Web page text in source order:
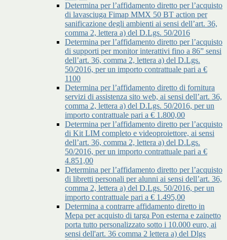
Determina per l’affidamento diretto per l’acquisto
di lavasciuga Fimap MMX 50 BT action per
sanificazione degli ambienti ai sensi dell’art. 36,
comma 2, lettera a) del D.Lgs. 50/2016
Determina per l’affidamento diretto per l’acquisto
di supporti per monitor interattivi fino a 86” sensi
dell’art. 36, comma 2, lettera a) del D.Lgs.
50/2016, per un importo contrattuale pari a €
1100
Determina per l’affidamento diretto di fornitura
servizi di assistenza sito web, ai sensi dell’art. 36,
comma 2, lettera a) del D.Lgs. 50/2016, per un
importo contrattuale pari a € 1.800,00
Determina per l’affidamento diretto per l’acquisto
di Kit LIM completo e videoproiettore, ai sensi
dell’art. 36, comma 2, lettera a) del D.Lgs.
50/2016, per un importo contrattuale pari a €
4.851,00
Determina per l’affidamento diretto per l’acquisto
di libretti personali per alunni ai sensi dell’art. 36,
comma 2, lettera a) del D.Lgs. 50/2016, per un
importo contrattuale pari a € 1.495,00
Determina a contrarre affidamento diretto in
Mepa per acquisto di targa Pon esterna e zainetto
porta tutto personalizzato sotto i 10.000 euro, ai
sensi dell'art. 36 comma 2 lettera a) del Dlgs